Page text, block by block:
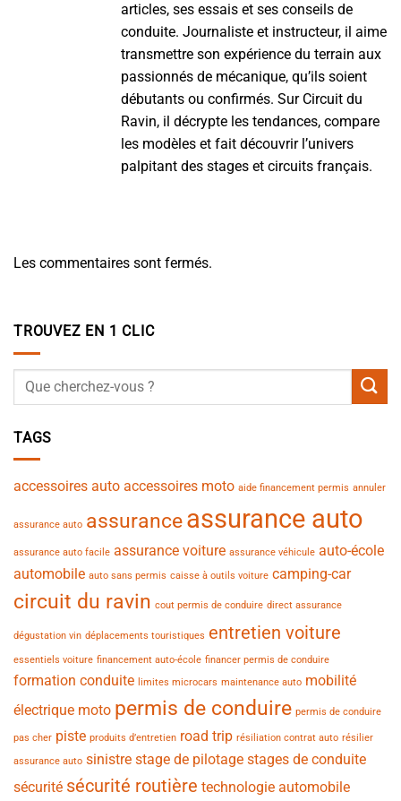
articles, ses essais et ses conseils de
conduite. Journaliste et instructeur, il aime
transmettre son expérience du terrain aux
passionnés de mécanique, qu’ils soient
débutants ou confirmés. Sur Circuit du
Ravin, il décrypte les tendances, compare
les modèles et fait découvrir l’univers
palpitant des stages et circuits français.
Les commentaires sont fermés.
TROUVEZ EN 1 CLIC
TAGS
accessoires auto accessoires moto aide financement permis annuler
assurance auto assuranceassurance auto
assurance auto facile assurance voiture assurance véhicule auto-école
automobile auto sans permis caisse à outils voiture camping-car
circuit du ravin cout permis de conduire direct assurance
dégustation vin déplacements touristiques entretien voiture
essentiels voiture financement auto-école financer permis de conduire
formation conduite limites microcars maintenance auto mobilité
électrique moto permis de conduire permis de conduire
pas cher piste produits d’entretien road trip résiliation contrat auto résilier
assurance auto sinistre stage de pilotage stages de conduite
sécurité sécurité routière technologie automobile